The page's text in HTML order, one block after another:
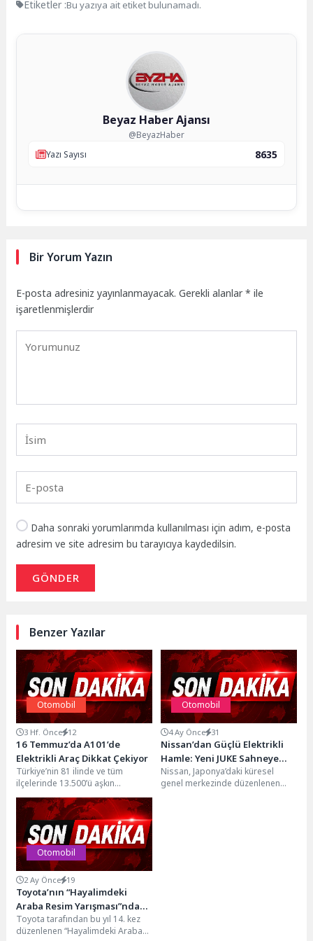
Etiketler :Bu yazıya ait etiket bulunamadı.
Beyaz Haber Ajansı
@BeyazHaber
Yazı Sayısı
8635
Bir Yorum Yazın
E-posta adresiniz yayınlanmayacak. Gerekli alanlar* ile
işaretlenmişlerdir
Daha sonraki yorumlarımda kullanılması için adım, e-posta
adresim ve site adresim bu tarayıcıya kaydedilsin.
GÖNDER
Benzer Yazılar
Otomobil
3 Hf. Önce 12
16 Temmuz’da A101’de
Elektrikli Araç Dikkat Çekiyor
Türkiye’nin 81 ilinde ve tüm
ilçelerinde 13.500’ü aşkın
marketiyle hizmet veren,
1.200’den fazla tedarikçisiyle
perakende...
Otomobil
4 Ay Önce 31
Nissan’dan Güçlü Elektrikli
Hamle: Yeni JUKE Sahneye
Çıktı
Nissan, Japonya’daki küresel
genel merkezinde düzenlenen
Otomobil
2 Ay Önce 19
Toyota’nın “Hayalimdeki
Araba Resim Yarışması”nda
1.160 Eser Arasından
Kazananlar Belirlendi
Toyota tarafından bu yıl 14. kez
düzenlenen “Hayalimdeki Araba